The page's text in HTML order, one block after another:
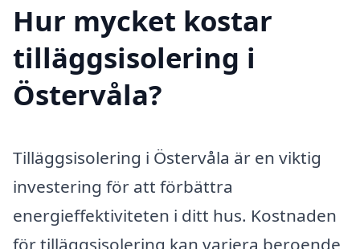
Hur mycket kostar
tilläggsisolering i
Östervåla?
Tilläggsisolering i Östervåla är en viktig
investering för att förbättra
energieffektiviteten i ditt hus. Kostnaden
för tilläggsisolering kan variera beroende